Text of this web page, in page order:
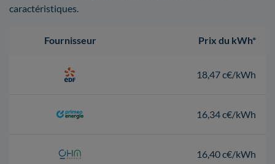
caractéristiques.
Fournisseur Prix du kWh*
18,47 c€/kWh
16,34 c€/kWh
16,40 c€/kWh